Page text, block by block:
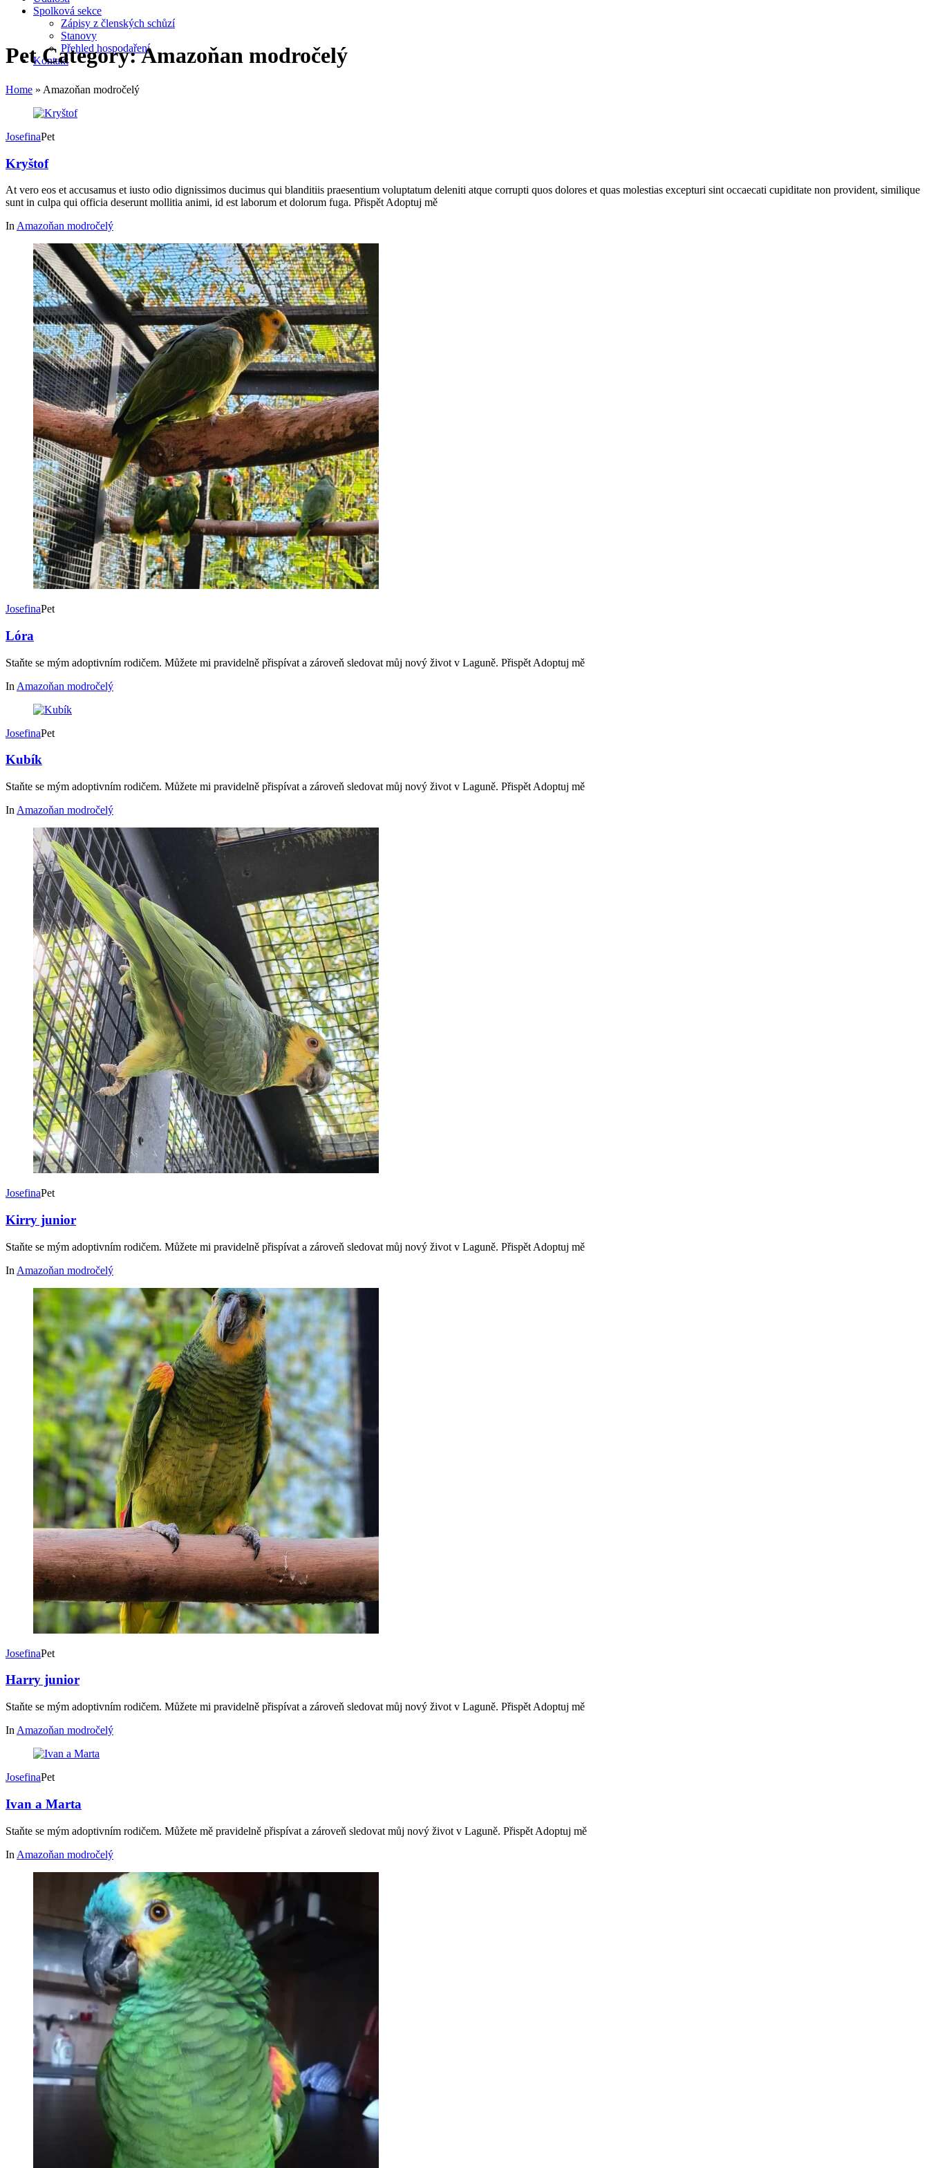
Spolková sekce
Zápisy z členských schůzí
Stanovy
Přehled hospodaření
Kontakt
Pet Category:Amazoňan modročelý
Home » Amazoňan modročelý
JosefinaPet
Kryštof
At vero eos et accusamus et iusto odio dignissimos ducimus qui blanditiis praesentium voluptatum deleniti atque corrupti quos dolores et quas molestias excepturi sint occaecati cupiditate non provident, similique
sunt in culpa qui officia deserunt mollitia animi, id est laborum et dolorum fuga. Přispět Adoptuj mě
In Amazoňan modročelý
JosefinaPet
Lóra
Staňte se mým adoptivním rodičem. Můžete mi pravidelně přispívat a zároveň sledovat můj nový život v Laguně. Přispět Adoptuj mě
In Amazoňan modročelý
JosefinaPet
Kubík
Staňte se mým adoptivním rodičem. Můžete mi pravidelně přispívat a zároveň sledovat můj nový život v Laguně. Přispět Adoptuj mě
In Amazoňan modročelý
JosefinaPet
Kirry junior
Staňte se mým adoptivním rodičem. Můžete mi pravidelně přispívat a zároveň sledovat můj nový život v Laguně. Přispět Adoptuj mě
In Amazoňan modročelý
JosefinaPet
Harry junior
Staňte se mým adoptivním rodičem. Můžete mi pravidelně přispívat a zároveň sledovat můj nový život v Laguně. Přispět Adoptuj mě
In Amazoňan modročelý
JosefinaPet
Ivan a Marta
Staňte se mým adoptivním rodičem. Můžete mě pravidelně přispívat a zároveň sledovat můj nový život v Laguně. Přispět Adoptuj mě
In Amazoňan modročelý